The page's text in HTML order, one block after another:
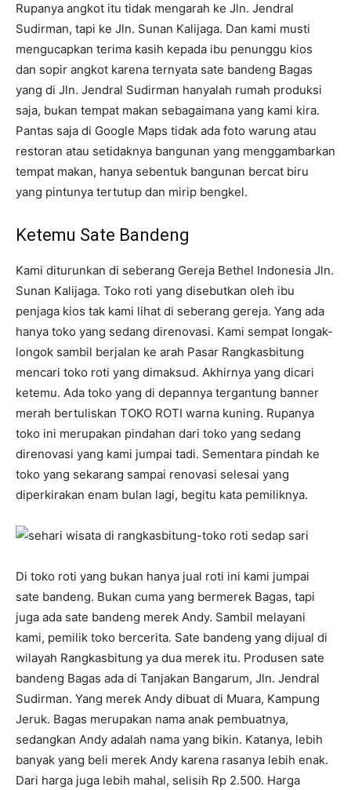
Rupanya angkot itu tidak mengarah ke Jln. Jendral
Sudirman, tapi ke Jln. Sunan Kalijaga. Dan kami musti
mengucapkan terima kasih kepada ibu penunggu kios
dan sopir angkot karena ternyata sate bandeng Bagas
yang di Jln. Jendral Sudirman hanyalah rumah produksi
saja, bukan tempat makan sebagaimana yang kami kira.
Pantas saja di Google Maps tidak ada foto warung atau
restoran atau setidaknya bangunan yang menggambarkan
tempat makan, hanya sebentuk bangunan bercat biru
yang pintunya tertutup dan mirip bengkel.
Ketemu Sate Bandeng
Kami diturunkan di seberang Gereja Bethel Indonesia Jln.
Sunan Kalijaga. Toko roti yang disebutkan oleh ibu
penjaga kios tak kami lihat di seberang gereja. Yang ada
hanya toko yang sedang direnovasi. Kami sempat longak-
longok sambil berjalan ke arah Pasar Rangkasbitung
mencari toko roti yang dimaksud. Akhirnya yang dicari
ketemu. Ada toko yang di depannya tergantung banner
merah bertuliskan TOKO ROTI warna kuning. Rupanya
toko ini merupakan pindahan dari toko yang sedang
direnovasi yang kami jumpai tadi. Sementara pindah ke
toko yang sekarang sampai renovasi selesai yang
diperkirakan enam bulan lagi, begitu kata pemiliknya.
Di toko roti yang bukan hanya jual roti ini kami jumpai
sate bandeng. Bukan cuma yang bermerek Bagas, tapi
juga ada sate bandeng merek Andy. Sambil melayani
kami, pemilik toko bercerita. Sate bandeng yang dijual di
wilayah Rangkasbitung ya dua merek itu. Produsen sate
bandeng Bagas ada di Tanjakan Bangarum, Jln. Jendral
Sudirman. Yang merek Andy dibuat di Muara, Kampung
Jeruk. Bagas merupakan nama anak pembuatnya,
sedangkan Andy adalah nama yang bikin. Katanya, lebih
banyak yang beli merek Andy karena rasanya lebih enak.
Dari harga juga lebih mahal, selisih Rp 2.500. Harga